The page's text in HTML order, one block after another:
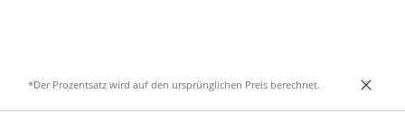
*Der Prozentsatz wird auf den ursprünglichen Preis berechnet.